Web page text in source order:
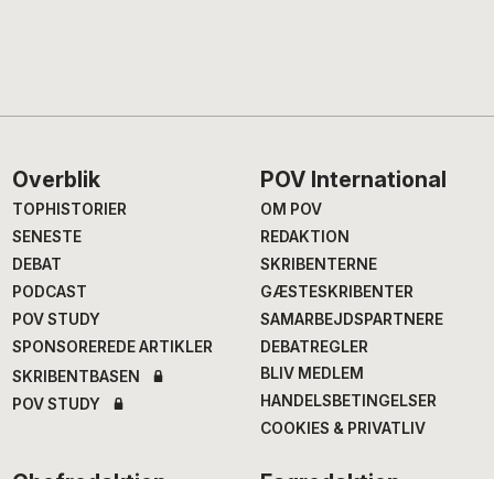
Footer
Overblik
TOPHISTORIER
SENESTE
DEBAT
PODCAST
POV STUDY
SPONSOREREDE ARTIKLER
SKRIBENTBASEN
POV STUDY
POV International
OM POV
REDAKTION
SKRIBENTERNE
GÆSTESKRIBENTER
SAMARBEJDSPARTNERE
DEBATREGLER
BLIV MEDLEM
HANDELSBETINGELSER
COOKIES & PRIVATLIV